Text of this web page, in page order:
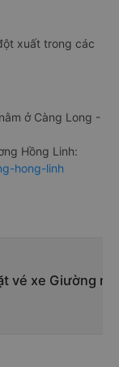
xuất trong các
ở Càng Long -
Hồng Linh:
hong-linh
vé xe Giường